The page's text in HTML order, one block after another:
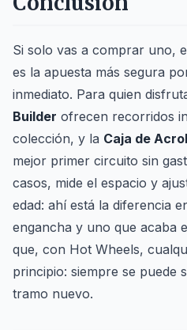
Si solo vas a comprar uno,
es la apuesta más segura
inmediato. Para quien
Builder ofrecen recorridos
colección, y la Caja de
mejor primer circuito sin
casos, mide el espacio y
edad: ahí está la diferencia
engancha y uno que acaba
que, con Hot Wheels,
principio: siempre se puede
tramo nuevo.